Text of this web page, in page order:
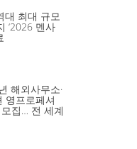
대 최대 규모
‘2026 멘사
해외사무소·
영프로페셔
모집… 전 세계